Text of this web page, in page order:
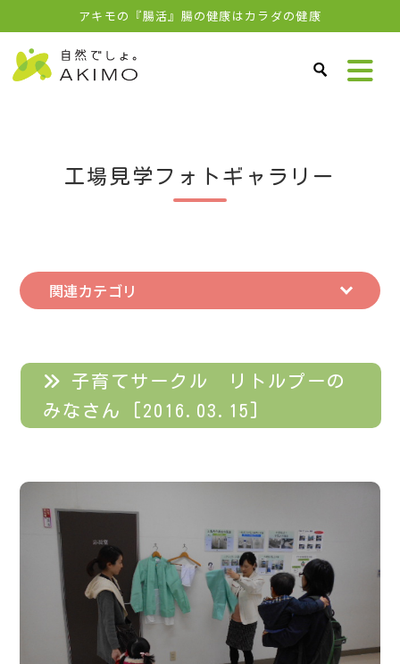
アキモの『腸活』腸の健康はカラダの健康
工場見学フォトギャラリー
関連カテゴリ
子育てサークル リトルプーの
みなさん [2016.03.15]